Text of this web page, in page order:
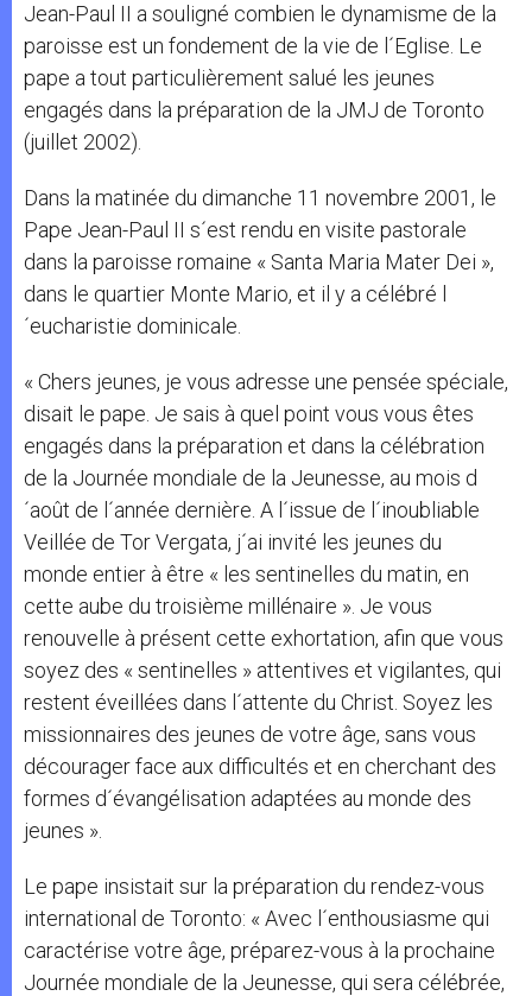
Jean-Paul II a souligné combien le dynamisme de la
paroisse est un fondement de la vie de l´Eglise. Le
pape a tout particulièrement salué les jeunes
engagés dans la préparation de la JMJ de Toronto
(juillet 2002).
Dans la matinée du dimanche 11 novembre 2001, le
Pape Jean-Paul II s´est rendu en visite pastorale
dans la paroisse romaine « Santa Maria Mater Dei »,
dans le quartier Monte Mario, et il y a célébré l
´eucharistie dominicale.
« Chers jeunes, je vous adresse une pensée spéciale,
disait le pape. Je sais à quel point vous vous êtes
engagés dans la préparation et dans la célébration
de la Journée mondiale de la Jeunesse, au mois d
´août de l´année dernière. A l´issue de l´inoubliable
Veillée de Tor Vergata, j´ai invité les jeunes du
monde entier à être « les sentinelles du matin, en
cette aube du troisième millénaire ». Je vous
renouvelle à présent cette exhortation, afin que vous
soyez des « sentinelles » attentives et vigilantes, qui
restent éveillées dans l´attente du Christ. Soyez les
missionnaires des jeunes de votre âge, sans vous
décourager face aux difficultés et en cherchant des
formes d´évangélisation adaptées au monde des
jeunes ».
Le pape insistait sur la préparation du rendez-vous
international de Toronto: « Avec l´enthousiasme qui
caractérise votre âge, préparez-vous à la prochaine
Journée mondiale de la Jeunesse, qui sera célébrée,